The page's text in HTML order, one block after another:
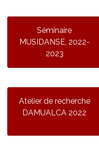
Séminaire
MUSIDANSE, 2022-
2023
Atelier de recherche
DAMUALCA 2022